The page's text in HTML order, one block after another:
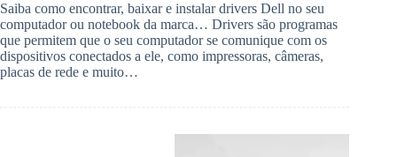
Saiba como encontrar, baixar e instalar drivers Dell no seu
computador ou notebook da marca… Drivers são programas
que permitem que o seu computador se comunique com os
dispositivos conectados a ele, como impressoras, câmeras,
placas de rede e muito…